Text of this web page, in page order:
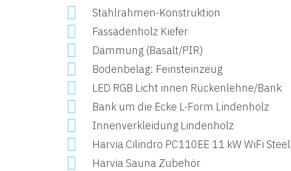
Stahlrahmen-Konstruktion
Fassadenholz Kiefer
Dämmung (Basalt/PIR)
Bodenbelag: Feinsteinzeug
LED RGB Licht innen Rückenlehne/Bank
Bank um die Ecke L-Form Lindenholz
Innenverkleidung Lindenholz
Harvia Cilindro PC110EE 11 kW WiFi Steel
Harvia Sauna Zubehör